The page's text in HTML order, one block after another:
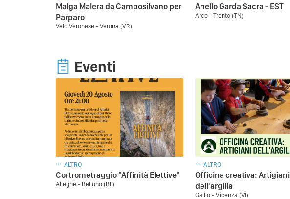
Malga Malera da Camposilvano per
Parparo
Velo Veronese - Verona (VR)
Anello Garda Sacra - EST
Arco - Trento (TN)
Eventi
ALTRO
Cortrometraggio "Affinità Elettive"
Alleghe - Belluno (BL)
ALTRO
Officina creativa: Artigiani
dell'argilla
Gallio - Vicenza (VI)